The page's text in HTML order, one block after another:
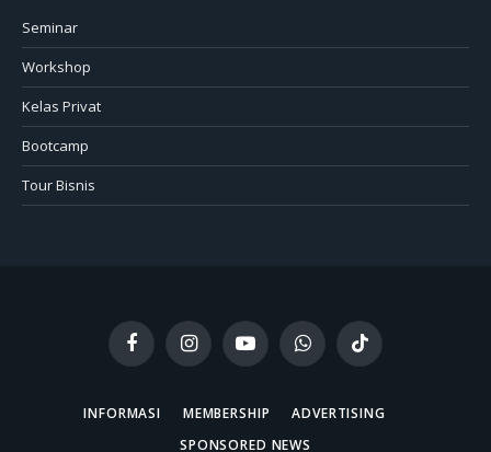
Seminar
Workshop
Kelas Privat
Bootcamp
Tour Bisnis
FacebookInstagramYouTubeWhatsAppTikTok
INFORMASI MEMBERSHIP
ADVERTISING
SPONSORED NEWS